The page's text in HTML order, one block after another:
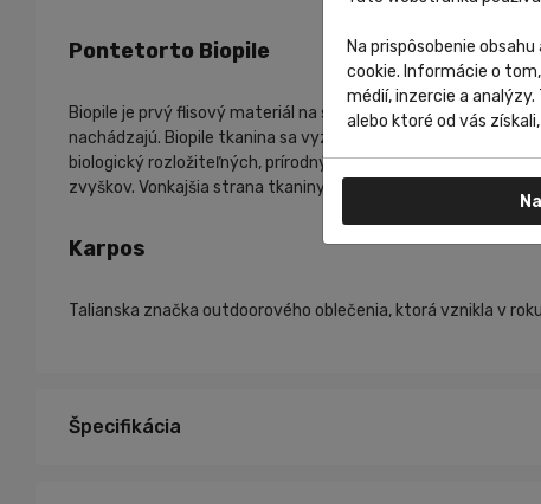
Pontetorto Biopile
Biopile je prvý flisový materiál na svete, ktorý nevylučuje
nachádzajú. Biopile tkanina sa vyznačuje špeciálnou
biologický rozložiteľných, prírodných vlákien. Tieto vlákna,
zvyškov. Vonkajšia strana tkaniny je vyrobená z
Karpos
Talianska značka outdoorového oblečenia, ktorá vznikla v
Špecifikácia
Na prispôsobenie
cookie. Informácie o
médií, inzercie a
alebo ktoré od vás